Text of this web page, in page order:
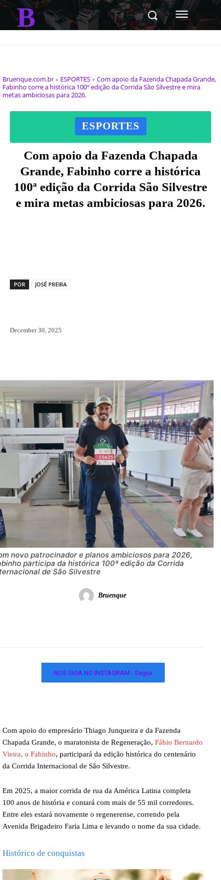
B
Bruenque.com.br ESPORTES
Com apoio da Fazenda Chapada Grande,
Fabinho corre a histórica 100ª edição da Corrida São Silvestre e mira
metas ambiciosas para 2026.
ESPORTES
Com apoio da Fazenda Chapada
Grande, Fabinho corre a histórica
100ª edição da Corrida São Silvestre
e mira metas ambiciosas para 2026.
POR JOSÉ PREIRA
December 30, 2025
novo patrocinador e planos ambiciosos para 2026,
participa da histórica 100ª edição da Corrida
de São Silvestre
Bruenque
NOS SIGA NO INSTAGRAM - Seguir
Com apoio do empresário Thiago Junqueira e da Fazenda
Chapada Grande, o maratonista de Regeneração, Fábio Bernardo
Vieira, o Fabinho, participará da edição histórica do centenário
da Corrida Internacional de São Silvestre.
Em 2025, a maior corrida de rua da América Latina completa
100 anos de história e contará com mais de 55 mil corredores.
Entre eles estará novamente o regenerense, correndo pela
Avenida Brigadeiro Faria Lima e levando o nome da sua cidade.
Histórico de conquistas